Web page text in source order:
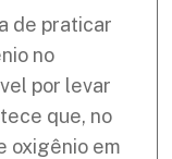
de praticar
no
por levar
que, no
oxigênio em